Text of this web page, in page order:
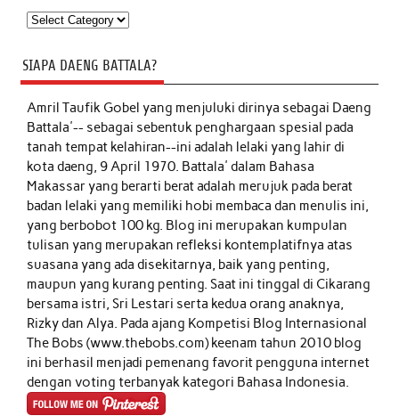
Kategori
SIAPA DAENG BATTALA?
Amril Taufik Gobelyang menjuluki dirinya sebagai Daeng
Battala'-- sebagai sebentuk penghargaan spesial pada
tanah tempat kelahiran--ini adalah lelaki yang lahir di
kota daeng, 9 April 1970. Battala' dalam Bahasa
Makassar yang berarti berat adalah merujuk pada berat
badan lelaki yang memiliki hobi membaca dan menulis ini,
yang berbobot 100 kg. Blog ini merupakan kumpulan
tulisan yang merupakan refleksi kontemplatifnya atas
suasana yang ada disekitarnya, baik yang penting,
maupun yang kurang penting. Saat ini tinggal di Cikarang
bersama istri, Sri Lestari serta kedua orang anaknya,
Rizky dan Alya. Pada ajang Kompetisi Blog Internasional
The Bobs (www.thebobs.com) keenam tahun 2010 blog
ini berhasil menjadi pemenang favorit pengguna internet
dengan voting terbanyak kategori Bahasa Indonesia.